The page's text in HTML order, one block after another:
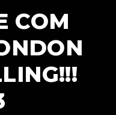
COM